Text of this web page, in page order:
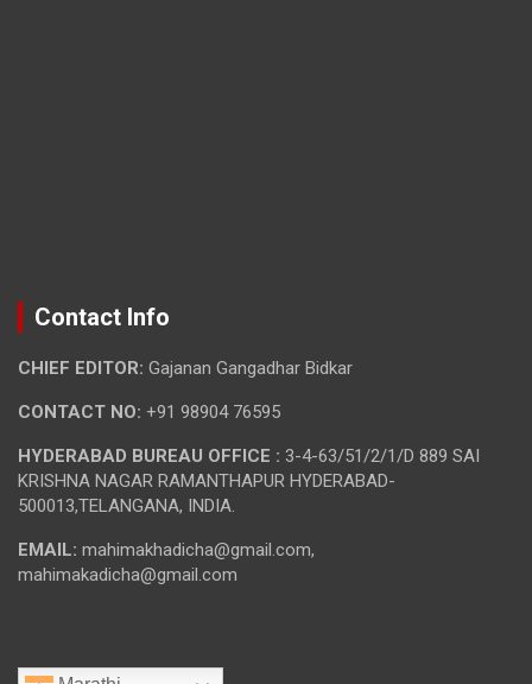
Contact Info
CHIEF EDITOR: Gajanan Gangadhar Bidkar
CONTACT NO: +91 98904 76595
HYDERABAD BUREAU OFFICE : 3-4-63/51/2/1/D 889 SAI
KRISHNA NAGAR RAMANTHAPUR HYDERABAD-
500013,TELANGANA, INDIA.
EMAIL: mahimakhadicha@gmail.com,
mahimakadicha@gmail.com